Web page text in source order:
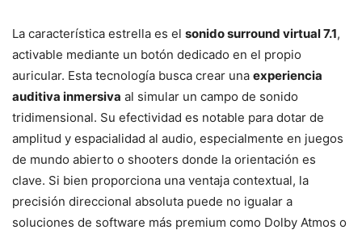
La característica estrella es el sonido surround virtual 7.1,
activable mediante un botón dedicado en el propio
auricular. Esta tecnología busca crear una experiencia
auditiva inmersiva al simular un campo de sonido
tridimensional. Su efectividad es notable para dotar de
amplitud y espacialidad al audio, especialmente en juegos
de mundo abierto o shooters donde la orientación es
clave. Si bien proporciona una ventaja contextual, la
precisión direccional absoluta puede no igualar a
soluciones de software más premium como Dolby Atmos o